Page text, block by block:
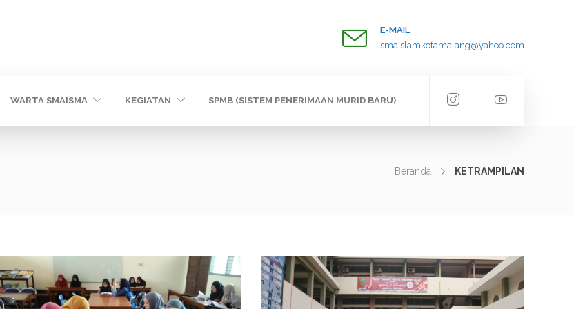
E-MAIL
smaislamkotamalang@yahoo.com
WARTA SMAISMA KEGIATAN SPMB (SISTEM PENERIMAAN MURID BARU)
Beranda KETRAMPILAN